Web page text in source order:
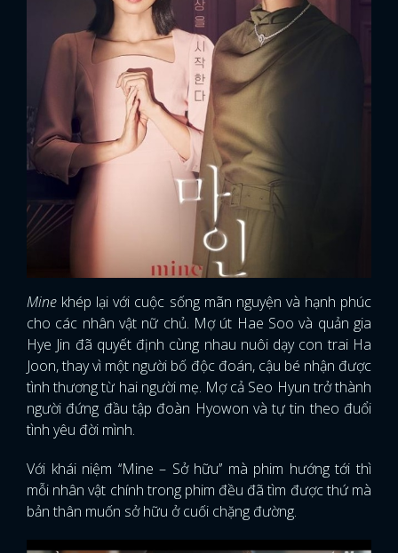
Mine khép lại với cuộc sống mãn nguyện và hạnh phúc
cho các nhân vật nữ chủ. Mợ út Hae Soo và quản gia
Hye Jin đã quyết định cùng nhau nuôi dạy con trai Ha
Joon, thay vì một người bố độc đoán, cậu bé nhận được
tình thương từ hai người mẹ. Mợ cả Seo Hyun trở thành
người đứng đầu tập đoàn Hyowon và tự tin theo đuổi
tình yêu đời mình.
Với khái niệm ‘‘Mine – Sở hữu’’ mà phim hướng tới thì
mỗi nhân vật chính trong phim đều đã tìm được thứ mà
bản thân muốn sở hữu ở cuối chặng đường.